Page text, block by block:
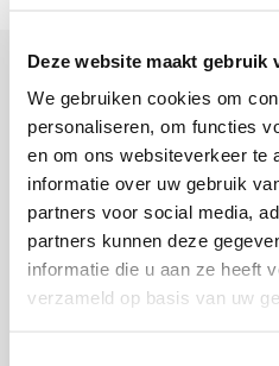
Deze website maakt gebruik
We gebruiken cookies om
personaliseren, om functies
en om ons websiteverkeer te
informatie over uw gebruik
partners voor social media,
partners kunnen deze
informatie die u aan ze heeft
verzameld op basis van uw
+31 23 205 2006
info@bruut.nl
Contact Formulier
Open 11:00 - 18:30
OPENINGSTIJDEN